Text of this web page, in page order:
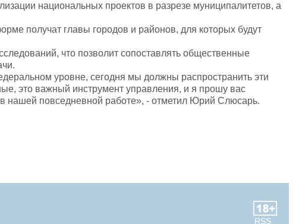
национальных проектов в разрезе муниципалитетов, а
получат главы городов и районов, для которых будут
что позволит сопоставлять общественные
уровне, сегодня мы должны распространить эти
это важный инструмент управления, и я прошу вас
нашей повседневной работе», - отметил Юрий Слюсарь.
RSS